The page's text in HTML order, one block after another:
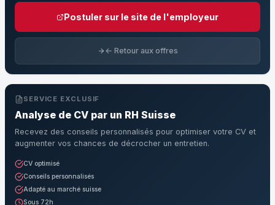
Postuler sur le site de l'employeur
← Retour aux offres
SERVICE EXCLUSIF
Analyse de CV par un RH Suisse
Recevez des conseils personnalisés pour optimiser votre CV et
augmenter vos chances de décrocher un entretien.
CV optimisé
Conseils personnalisés
Adapté au marché suisse
Sous 72h